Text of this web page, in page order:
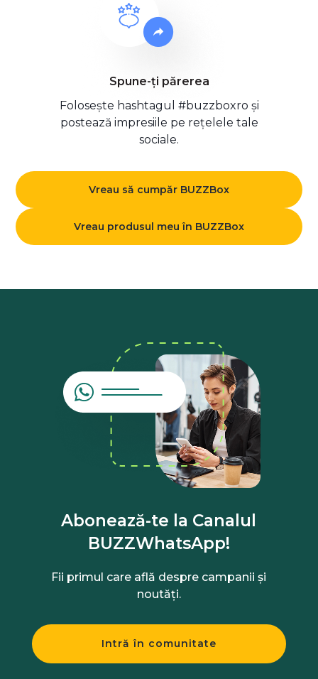
Spune-ți părerea
Folosește hashtagul #buzzboxro și
postează impresiile pe rețelele tale
sociale.
Vreau să cumpăr BUZZBox
Vreau produsul meu în BUZZBox
Abonează-te la Canalul
BUZZWhatsApp!
Fii primul care află despre campanii și
noutăți.
Intră în comunitate